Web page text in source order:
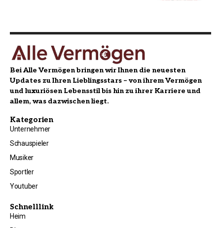
Bei Alle Vermögen bringen wir Ihnen die neuesten
Updates zu Ihren Lieblingsstars – von ihrem Vermögen
und luxuriösen Lebensstil bis hin zu ihrer Karriere und
allem, was dazwischen liegt.
Kategorien
Unternehmer
Schauspieler
Musiker
Sportler
Youtuber
Schnelllink
Heim